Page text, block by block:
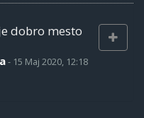
dobro mesto
- 15 Maj 2020, 12:18